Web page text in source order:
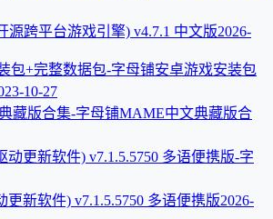
源跨平台游戏引擎) v4.7.1 中文版2026-
安卓游戏安装包
10-27
MAME中文典藏版合
更新软件) v7.1.5.5750 多语便携版2026-